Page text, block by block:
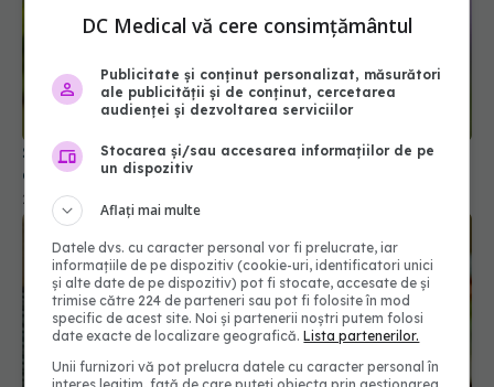
Știai care e arma neașteptată împotriva
căpușelor?
22 iun 2026, 09:50
DC Medical vă cere consimțământul
Publicitate și conținut personalizat, măsurători
ale publicității și de conținut, cercetarea
audienței și dezvoltarea serviciilor
Stocarea și/sau accesarea informațiilor de pe
un dispozitiv
Aflați mai multe
Datele dvs. cu caracter personal vor fi prelucrate, iar
informațiile de pe dispozitiv (cookie-uri, identificatori unici
și alte date de pe dispozitiv) pot fi stocate, accesate de și
trimise către 224 de parteneri sau pot fi folosite în mod
specific de acest site. Noi și partenerii noștri putem folosi
date exacte de localizare geografică.Lista partenerilor.
Unii furnizori vă pot prelucra datele cu caracter personal în
interes legitim, față de care puteți obiecta prin gestionarea